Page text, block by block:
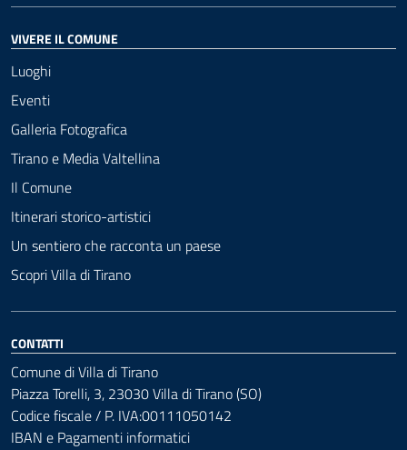
VIVERE IL COMUNE
Luoghi
Eventi
Galleria Fotografica
Tirano e Media Valtellina
Il Comune
Itinerari storico-artistici
Un sentiero che racconta un paese
Scopri Villa di Tirano
CONTATTI
Comune di Villa di Tirano
Piazza Torelli, 3, 23030 Villa di Tirano (SO)
Codice fiscale / P. IVA:00111050142
IBAN e Pagamenti informatici